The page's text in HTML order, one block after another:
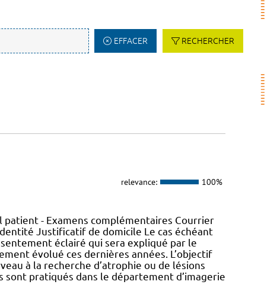
EFFACER RECHERCHER
relevance: 100%
- Examens complémentaires Courrier
Justificatif de domicile Le cas échéant
éclairé qui sera expliqué par le
évolué ces dernières années. L’objectif
à la recherche d’atrophie ou de lésions
sont pratiqués dans le département d’imagerie